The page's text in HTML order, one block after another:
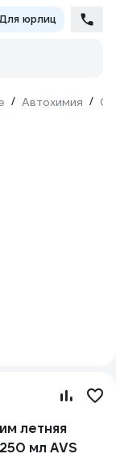
юрлиц
/ Автохимия /
летняя
мл AVS